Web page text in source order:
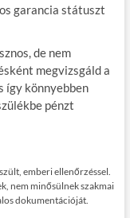
garancia státuszt
de nem
megvizsgáld a
így könnyebben
pénzt
emberi ellenőrzéssel.
nem minősülnek szakmai
dokumentációját.